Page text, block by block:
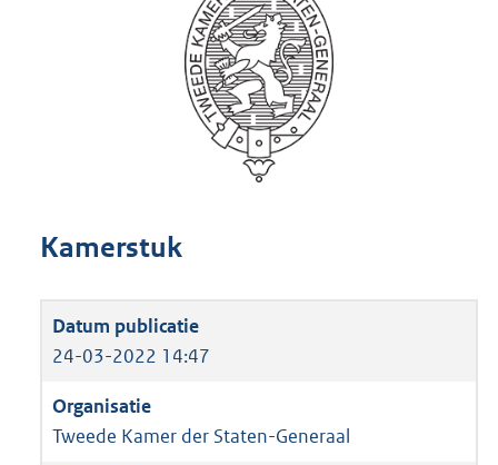
Kamerstuk
24-03-2022 14:47
Tweede Kamer der Staten-Generaal